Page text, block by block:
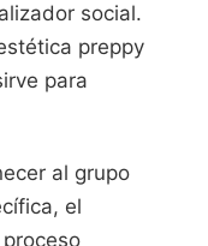
social.
preppy
para
al grupo
el